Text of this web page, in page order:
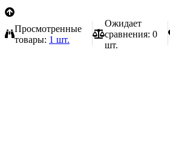
Просмотренные
товары: 1 шт.
Ожидает
сравнения: 0
шт.